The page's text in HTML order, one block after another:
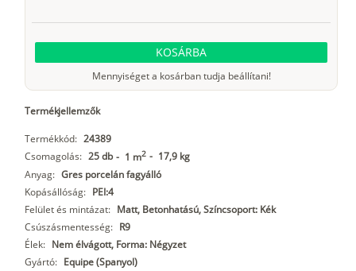
KOSÁRBA
Mennyiséget a kosárban tudja beállítani!
Termékjellemzők
Termékkód: 24389
Csomagolás: 25 db - 1 m2 - 17,9 kg
Anyag: Gres porcelán fagyálló
Kopásállóság: PEI:4
Felület és mintázat: Matt, Betonhatású, Színcsoport: Kék
Csúszásmentesség: R9
Élek: Nem élvágott, Forma: Négyzet
Gyártó: Equipe (Spanyol)